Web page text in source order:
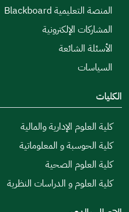
المنصة التعليمية Blackboard
المشاركات الإلكترونية
الأسئلة الشائعة
السياسات
الكليات
كلية العلوم الإدارية والمالية
كلية الحوسبة و المعلوماتية
كلية العلوم الصحية
كلية العلوم و الدراسات النظرية